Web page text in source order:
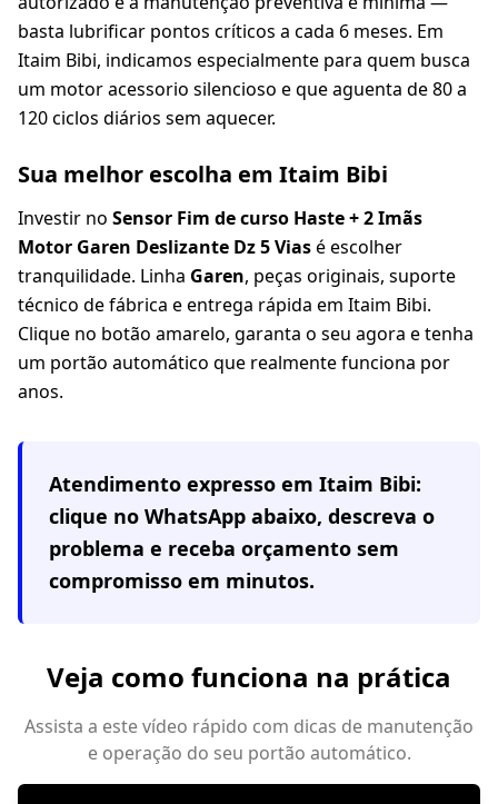
basta lubrificar pontos críticos a cada 6 meses. Em
Itaim Bibi, indicamos especialmente para quem busca
um motor acessorio silencioso e que aguenta de 80 a
120 ciclos diários sem aquecer.
Sua melhor escolha em Itaim Bibi
Investir no Sensor Fim de curso Haste + 2 Imãs
Motor Garen Deslizante Dz 5 Viasé escolher
tranquilidade. Linha Garen, peças originais, suporte
técnico de fábrica e entrega rápida em Itaim Bibi.
Clique no botão amarelo, garanta o seu agora e tenha
um portão automático que realmente funciona por
anos.
Atendimento expresso em Itaim Bibi:
clique no WhatsApp abaixo, descreva o
problema e receba orçamento sem
compromisso em minutos.
Veja como funciona na prática
Assista a este vídeo rápido com dicas de manutenção
e operação do seu portão automático.